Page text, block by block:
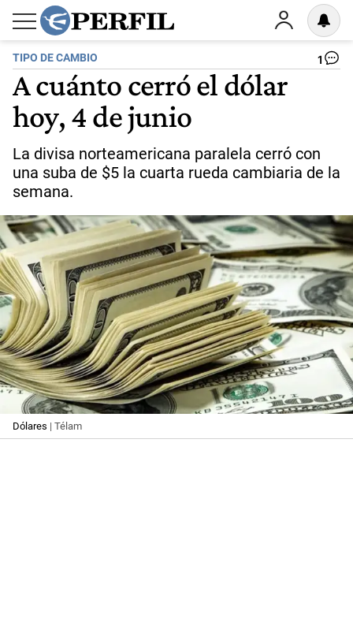
TIPO DE CAMBIO 1
A cuánto cerró el dólar
hoy, 4 de junio
La divisa norteamericana paralela cerró con
una suba de $5 la cuarta rueda cambiaria de la
semana.
Dólares | Télam